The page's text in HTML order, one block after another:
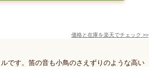
価格と在庫を楽天でチェック >>
です。笛の音も小鳥のさえずりのような高い